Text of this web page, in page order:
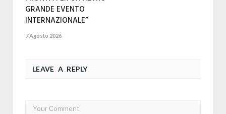
GRANDE EVENTO
INTERNAZIONALE”
7 Agosto 2026
LEAVE A REPLY